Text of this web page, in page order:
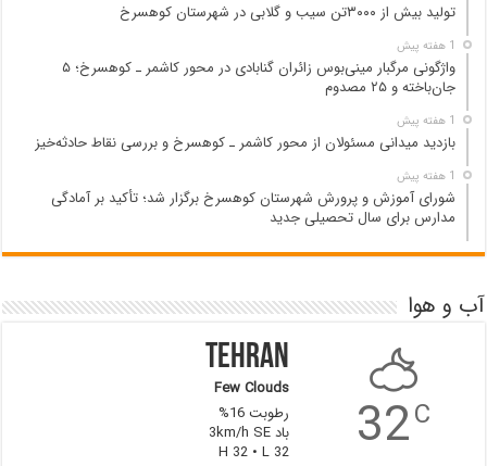
تولید بیش از ۳۰۰۰تن سیب و گلابی در شهرستان کوهسرخ
1 هفته پیش
واژگونی مرگبار مینی‌بوس زائران گنابادی در محور کاشمر ـ کوهسرخ؛ ۵
جان‌باخته و ۲۵ مصدوم
1 هفته پیش
بازدید میدانی مسئولان از محور کاشمر ـ کوهسرخ و بررسی نقاط حادثه‌خیز
1 هفته پیش
شورای آموزش و پرورش شهرستان کوهسرخ برگزار شد؛ تأکید بر آمادگی
مدارس برای سال تحصیلی جدید
آب و هوا
32C
Tehran
Few Clouds
رطوبت 16%
باد 3km/h SE
H 32 • L 32